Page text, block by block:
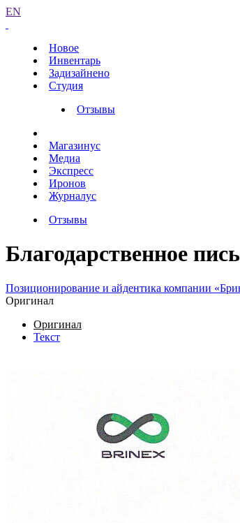
EN
Новое
Инвентарь
Задизайнено
Студия
Отзывы
Магазинус
Медиа
Экспресс
Иронов
Журналус
Отзывы
Благодарственное
Позиционирование и айдентика компании
Оригинал
Оригинал
Текст